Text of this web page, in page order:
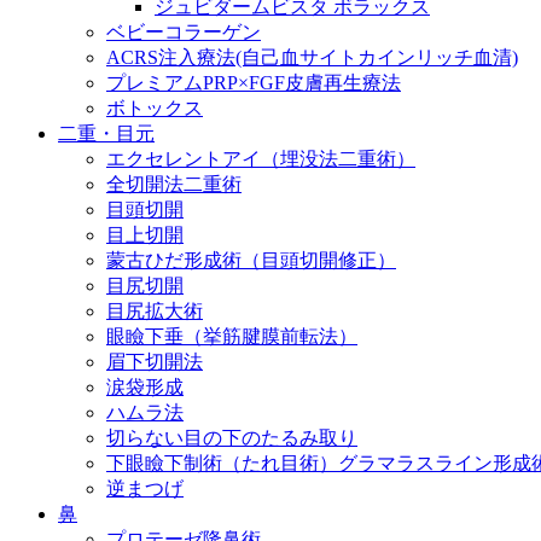
ジュビダームビスタ ボラックス
ベビーコラーゲン
ACRS注入療法(自己血サイトカインリッチ血清)
プレミアムPRP×FGF皮膚再生療法
ボトックス
二重・目元
エクセレントアイ（埋没法二重術）
全切開法二重術
目頭切開
目上切開
蒙古ひだ形成術（目頭切開修正）
目尻切開
目尻拡大術
眼瞼下垂（挙筋腱膜前転法）
眉下切開法
涙袋形成
ハムラ法
切らない目の下のたるみ取り
下眼瞼下制術（たれ目術）グラマラスライン形成
逆まつげ
鼻